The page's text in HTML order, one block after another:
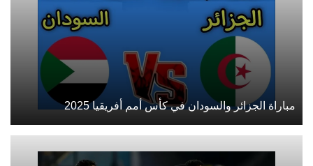
مباراة الجزائر والسودان في كأس أمم أفريقيا 2025